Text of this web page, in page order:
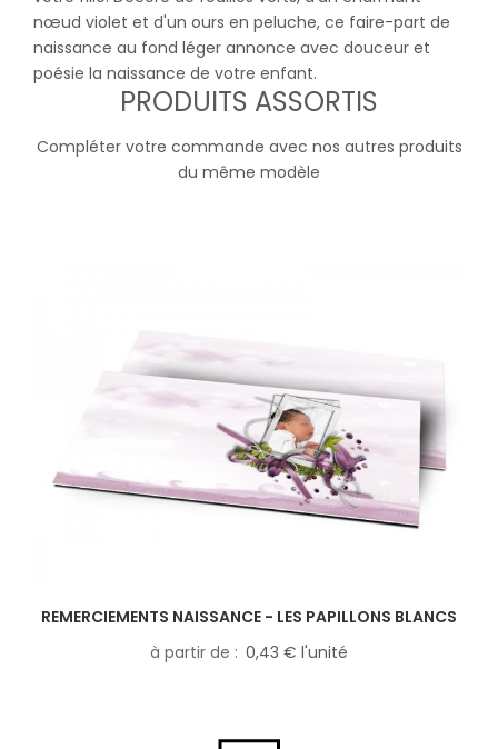
nœud violet et d'un ours en peluche, ce faire-part de
naissance au fond léger annonce avec douceur et
poésie la naissance de votre enfant.
PRODUITS ASSORTIS
Compléter votre commande avec nos autres produits
du même modèle
REMERCIEMENTS NAISSANCE - LES PAPILLONS BLANCS
à partir de
0,43 € l'unité